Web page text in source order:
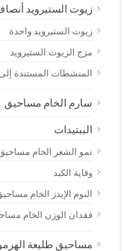
زيوت الستيرويد أنصاف
زيوت الستيرويد واحدة
مزج الزيوت الستيرويد
المنشطات المستندة إلى
سارم الخام مساحيق
الببتيدات
نمو الشعر الخام مساحيق
وقاية الكبد
النوم الإيدز الخام مساحيق
فقدان الوزن الخام
مساحيق طليعة